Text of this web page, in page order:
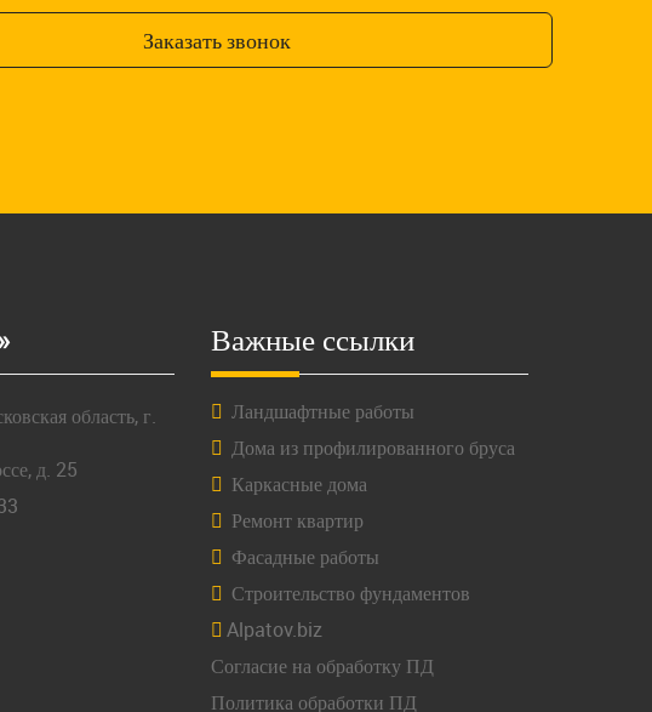
Заказать звонок
область, г.
д. 25
Важные ссылки
Ландшафтные работы
Дома из профилированного бруса
Каркасные дома
Ремонт квартир
Фасадные работы
Строительство фундаментов
Alpatov.biz
Согласие на обработку ПД
Политика обработки ПД